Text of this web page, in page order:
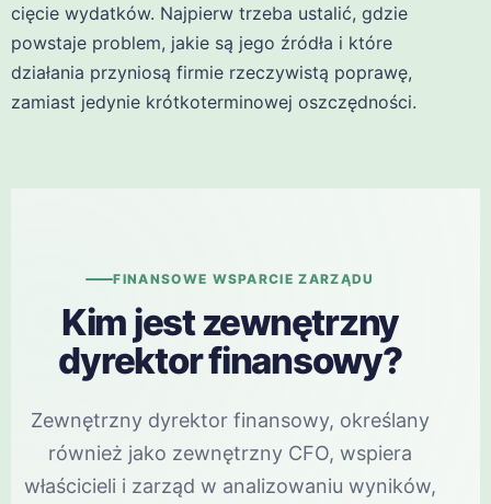
cięcie wydatków. Najpierw trzeba ustalić, gdzie
powstaje problem, jakie są jego źródła i które
działania przyniosą firmie rzeczywistą poprawę,
zamiast jedynie krótkoterminowej oszczędności.
FINANSOWE WSPARCIE ZARZĄDU
Kim jest zewnętrzny
dyrektor finansowy?
Zewnętrzny dyrektor finansowy, określany
również jako zewnętrzny CFO, wspiera
właścicieli i zarząd w analizowaniu wyników,